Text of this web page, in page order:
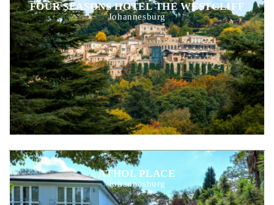
FOUR SEASONS HOTEL THE WESTCLIFF
Johannesburg
ATHOL PLACE
Johannesburg